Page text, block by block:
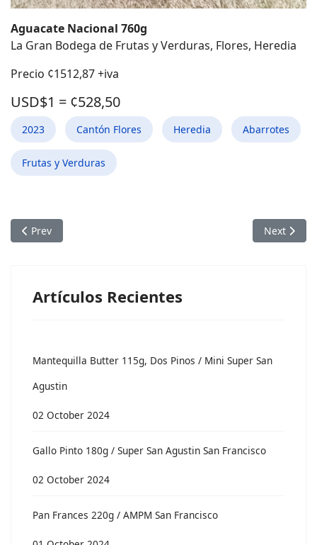
Aguacate Nacional 760g
La Gran Bodega de Frutas y Verduras, Flores, Heredia
Precio ¢1512,87 +iva
USD$1 = ¢528,50
2023 Cantón Flores Heredia Abarrotes
Frutas y Verduras
Previous article: Tomate280g / La Gran Bodega de Frutas y
Prev Next
Next
Artículos Recientes
Mantequilla Butter 115g, Dos Pinos / Mini Super San
Agustin
02 October 2024
Gallo Pinto 180g / Super San Agustin San Francisco
02 October 2024
Pan Frances 220g / AMPM San Francisco